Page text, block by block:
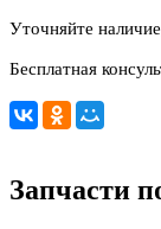
Уточняйте
Бесплатная
Запчасти